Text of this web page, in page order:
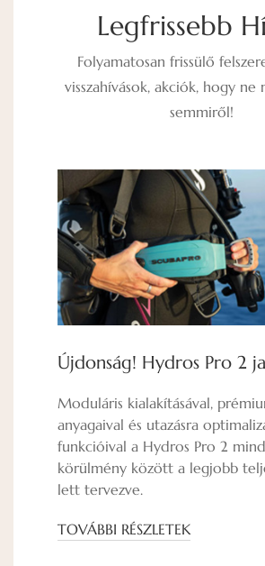
Legfrissebb
Folyamatosan frissülő
visszahívások, akciók, hogy ne
semmiről!
Újdonság! Hydros Pro 2
Moduláris kialakításával,
anyagaival és utazásra
funkcióival a Hydros Pro 2
körülmény között a legjobb
lett tervezve.
TOVÁBBI RÉSZLETEK